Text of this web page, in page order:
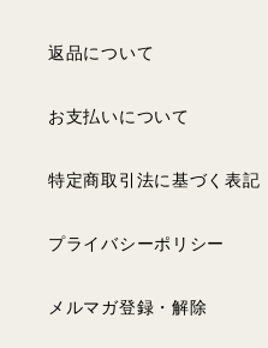
返品について
お支払いについて
特定商取引法に基づく表記
プライバシーポリシー
メルマガ登録・解除